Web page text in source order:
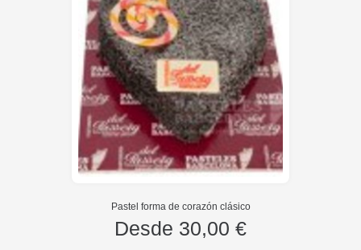
Pastel forma de corazón clásico
Desde 30,00 €